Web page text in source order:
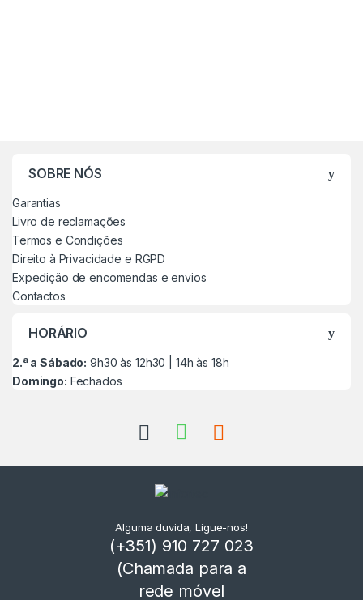
SOBRE NÓS
Garantias
Livro de reclamações
Termos e Condições
Direito à Privacidade e RGPD
Expedição de encomendas e envios
Contactos
HORÁRIO
2.ª a Sábado: 9h30 às 12h30 | 14h às 18h
Domingo: Fechados
Alguma duvida, Ligue-nos!
(+351) 910 727 023
(Chamada para a
rede móvel